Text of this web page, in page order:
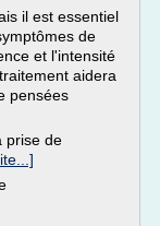
il est essentiel
de
et l'intensité
aidera
pensées
prise de